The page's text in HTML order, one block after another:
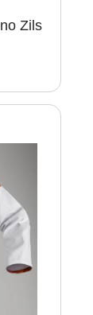
Zils